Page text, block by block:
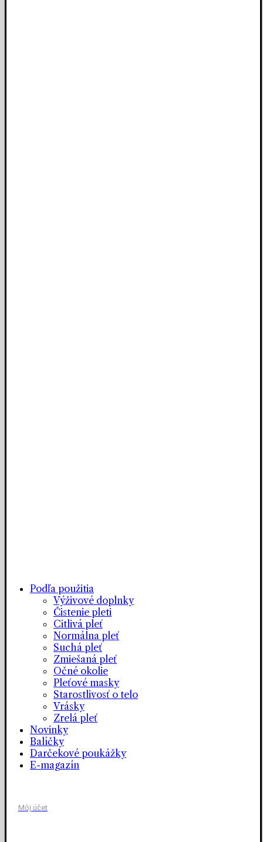
Podľa použitia
Výživové doplnky
Čistenie pleti
Citlivá pleť
Normálna pleť
Suchá pleť
Zmiešaná pleť
Očné okolie
Pleťové masky
Starostlivosť o telo
Vrásky
Zrelá pleť
Novinky
Balíčky
Darčekové poukážky
E-magazín
Môj účet